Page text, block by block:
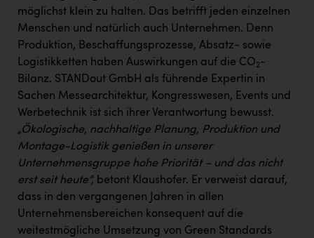
PEZ
PÜSPÖK
REMAX
RE/MAX Welcome
Resch&Frisch
RUBBLE MASTER
Ruderclub Wels
SCRI - Salzburg Cancer Research Institute
SCHMACHTL GmbH
möglichst klein zu halten. Das betrifft jeden einzelnen
Menschen und natürlich auch Unternehmen. Denn
Produktion, Beschaffungsprozesse, Absatz- sowie
Logistikketten haben Auswirkungen auf die CO2-
Bilanz. STANDout GmbH als führende Expertin in
Sachen Messearchitektur, Kongresswesen, Events und
Werbetechnik ist sich ihrer Verantwortung bewusst.
„Ökologische, nachhaltige Planung, Produktion und
Montage-Logistik genießen in unserer
Unternehmensgruppe hohe Priorität – und das nicht
erst seit heute“, betont Klaushofer. Er verweist darauf,
dass in den vergangenen Jahren in allen
Unternehmensbereichen konsequent auf die
weitestmögliche Umsetzung von Green Standards